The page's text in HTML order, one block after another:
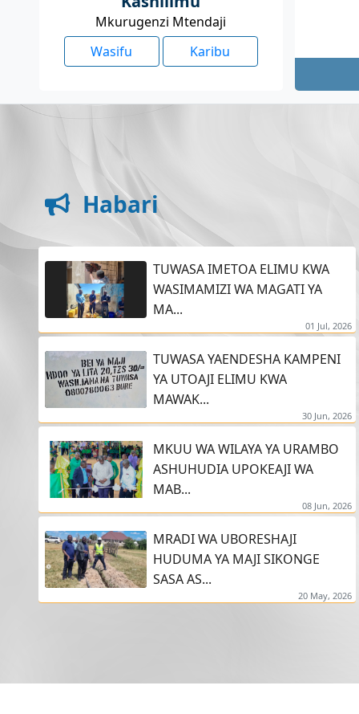
Mkurugenzi Mtendaji
Wasifu
Karibu
Habari
TUWASA IMETOA ELIMU KWA
WASIMAMIZI WA MAGATI YA
MA...
01 Jul, 2026
TUWASA YAENDESHA KAMPENI
YA UTOAJI ELIMU KWA
MAWAK...
30 Jun, 2026
MKUU WA WILAYA YA URAMBO
ASHUHUDIA UPOKEAJI WA
MAB...
08 Jun, 2026
MRADI WA UBORESHAJI
HUDUMA YA MAJI SIKONGE
SASA AS...
20 May, 2026